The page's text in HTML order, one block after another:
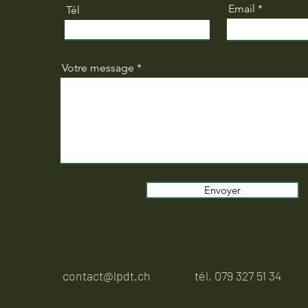
Tél Email
Votre message
Envoyer
contact@lpdt.ch tél. 079 327 51 34